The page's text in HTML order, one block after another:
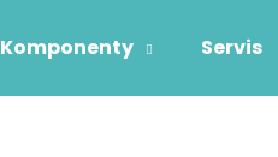
Komponenty Servis